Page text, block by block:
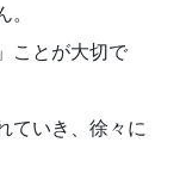
ことが大切で
ていき、徐々に